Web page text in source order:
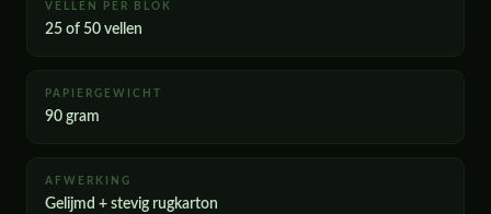
VELLEN PER BLOK
25 of 50 vellen
PAPIERGEWICHT
90 gram
AFWERKING
Gelijmd + stevig rugkarton